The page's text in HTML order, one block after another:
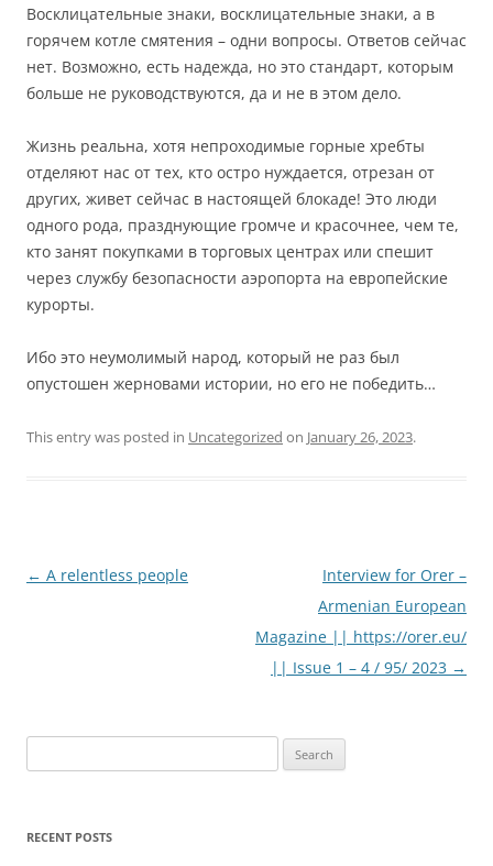
Восклицательные знаки, восклицательные знаки, а в
горячем котле смятения – одни вопросы. Ответов сейчас
нет. Возможно, есть надежда, но это стандарт, которым
больше не руководствуются, да и не в этом дело.
Жизнь реальна, хотя непроходимые горные хребты
отделяют нас от тех, кто остро нуждается, отрезан от
других, живет сейчас в настоящей блокаде! Это люди
одного рода, празднующие громче и красочнее, чем те,
кто занят покупками в торговых центрах или спешит
через службу безопасности аэропорта на европейские
курорты.
Ибо это неумолимый народ, который не раз был
опустошен жерновами истории, но его не победить…
This entry was posted in Uncategorized on January 26, 2023.
Post
← A relentless people
Interview for Orer –
Armenian European
Magazine || https://orer.eu/
|| Issue 1 – 4 / 95/ 2023 →
e
rRECENT POSTS